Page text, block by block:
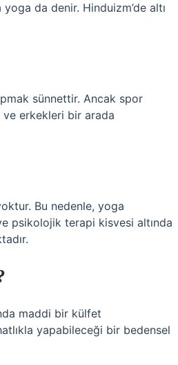
da denir. Hinduizm’de altı
sünnettir. Ancak spor
erkekleri bir arada
Bu nedenle, yoga
psikolojik terapi kisvesi altında
maddi bir külfet
yapabileceği bir bedensel